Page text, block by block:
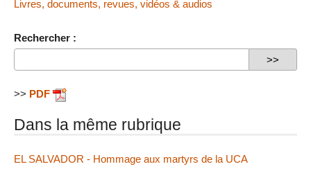
Livres, documents, revues, vidéos & audios
Rechercher :
>> PDF
Dans la même rubrique
EL SALVADOR - Hommage aux martyrs de la UCA